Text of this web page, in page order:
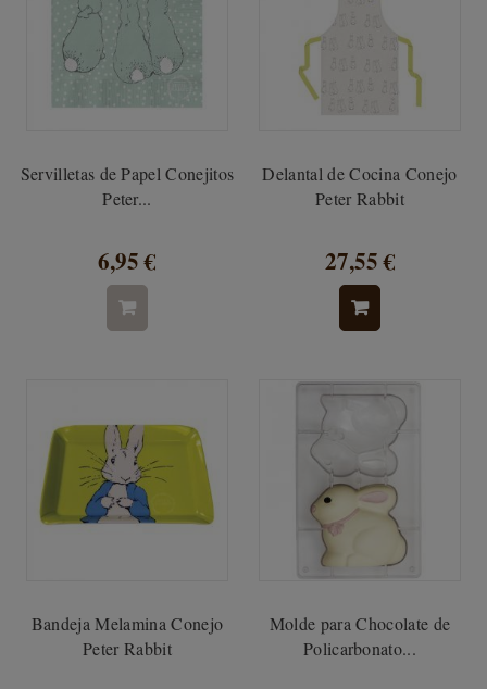
Servilletas de Papel Conejitos
Peter...
6,95 €
Delantal de Cocina Conejo
Peter Rabbit
27,55 €
Bandeja Melamina Conejo
Peter Rabbit
Molde para Chocolate de
Policarbonato...